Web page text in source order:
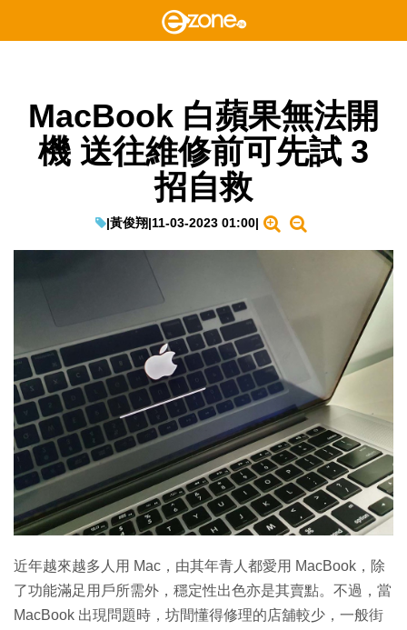
MacBook 白蘋果無法開
機 送往維修前可先試 3
招自救
|黃俊翔|11-03-2023 01:00|
近年越來越多人用 Mac，由其年青人都愛用 MacBook，除
了功能滿足用戶所需外，穩定性出色亦是其賣點。不過，當
MacBook 出現問題時，坊間懂得修理的店舖較少，一般街